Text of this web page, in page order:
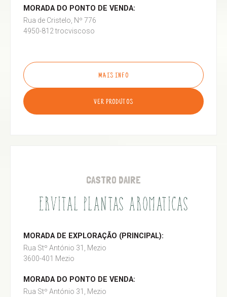
MORADA DO PONTO DE VENDA:
Rua de Cristelo, Nº 776
4950-812 trocviscoso
MAIS INFO
VER PRODUTOS
CASTRO DAIRE
ERVITAL PLANTAS AROMATICAS
MORADA DE EXPLORAÇÃO (PRINCIPAL):
Rua Stº António 31, Mezio
3600-401 Mezio
MORADA DO PONTO DE VENDA:
Rua Stº António 31, Mezio